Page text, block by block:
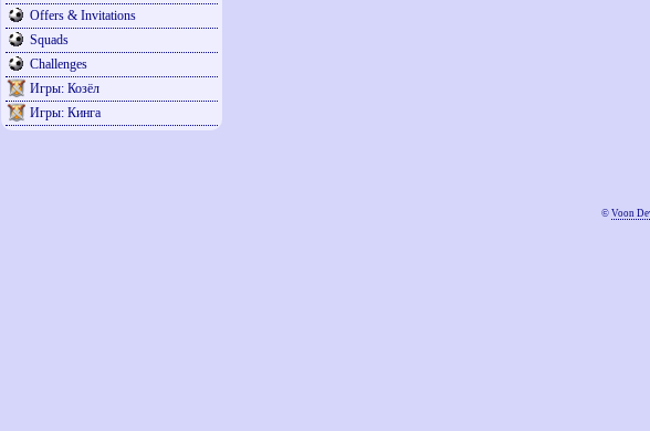
Offers & Invitations
Squads
Challenges
Игры: Козёл
Игры: Кинга
© Voon